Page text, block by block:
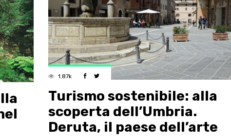
1.87k
Turismo sostenibile: alla
scoperta dell’Umbria.
Deruta, il paese dell’arte